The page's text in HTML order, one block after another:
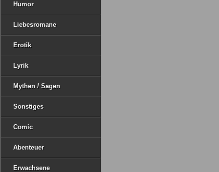
Humor
Liebesromane
Erotik
Lyrik
Mythen / Sagen
Sonstiges
Comic
Abenteuer
Erwachsene